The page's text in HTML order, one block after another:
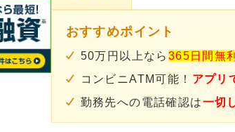
おすすめポイント
50万円以上なら 365日間無
コンビニATM可能！ アプリ
勤務先への電話確認は一切